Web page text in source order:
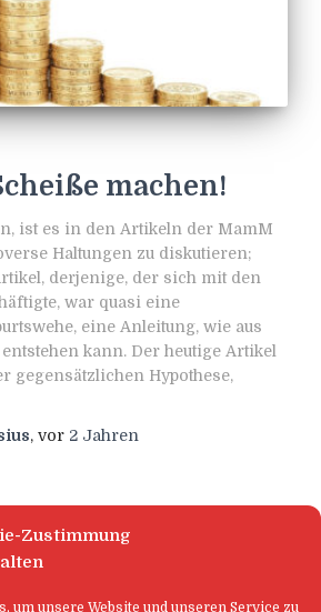
Zustimmung
um unsere Website und unseren Service zu
machen!
ist es in den Artikeln der MamM
Haltungen zu diskutieren;
derjenige, der sich mit den
war quasi eine
eine Anleitung, wie aus
kann. Der heutige Artikel
gegensätzlichen Hypothese,
, vor 2 Jahren